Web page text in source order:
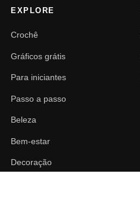
EXPLORE
Crochê
Gráficos grátis
Para iniciantes
Passo a passo
Beleza
Bem-estar
Decoração